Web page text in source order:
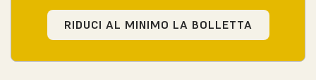
RIDUCI AL MINIMO LA BOLLETTA